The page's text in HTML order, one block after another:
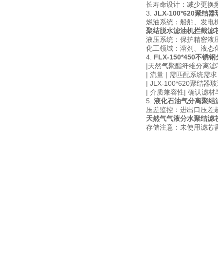
长寿命设计：减少更换
3. JLX-100*620聚结器
燃油系统：船舶、发电
聚结脱水滤油机拦截滤
液压系统：保护精密液
化工领域：溶剂、液态
4. FLX-150*450不锈钢
|天然气聚酯纤维分离滤
| 流量 | 需匹配系统需
| JLX-100*620聚结器
| 介质兼容性| 确认滤材
5. 液化石油气分离聚结
压差监控：进出口压差
天然气气液分水聚结滤
存储注意：未使用滤芯